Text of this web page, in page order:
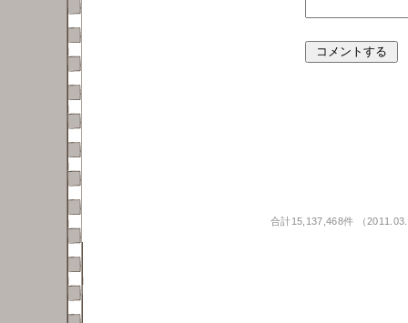
合計15,137,468件 （